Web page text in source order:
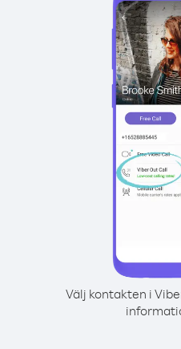
Välj kontakten i